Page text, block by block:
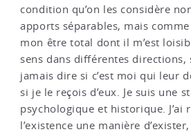
condition qu’on les considère
apports séparables, mais
mon être total dont il m’est
sens dans différentes directions,
jamais dire si c’est moi qui leur
si je le reçois d’eux. Je suis une
psychologique et historique. J’ai
l’existence une manière